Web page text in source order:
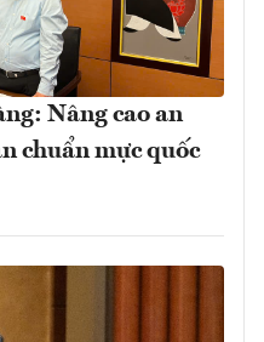
Nâng cao an
chuẩn mực quốc